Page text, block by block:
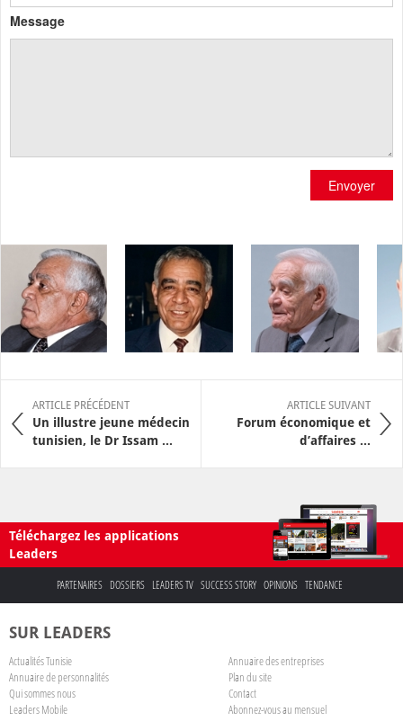
Message
Envoyer
ARTICLE PRÉCÉDENT
Un illustre jeune médecin
tunisien, le Dr Issam ...
ARTICLE SUIVANT
Forum économique et
d’affaires ...
Téléchargez les applications
Leaders
PARTENAIRES DOSSIERS LEADERS TV SUCCESS STORY OPINIONS TENDANCE
SUR LEADERS
Actualités Tunisie
Annuaire des entreprises
Annuaire de personnalités
Plan du site
Qui sommes nous
Contact
Leaders Mobile
Abonnez-vous au mensuel